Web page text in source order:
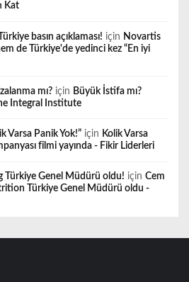
Kat
basın açıklaması! için Novartis
de Türkiye'de yedinci kez “En iyi
mı? için Büyük İstifa mı?
Integral Institute
Varsa Panik Yok!” için Kolik Varsa
filmi yayında - Fikir Liderleri
Türkiye Genel Müdürü oldu! için Cem
Türkiye Genel Müdürü oldu -